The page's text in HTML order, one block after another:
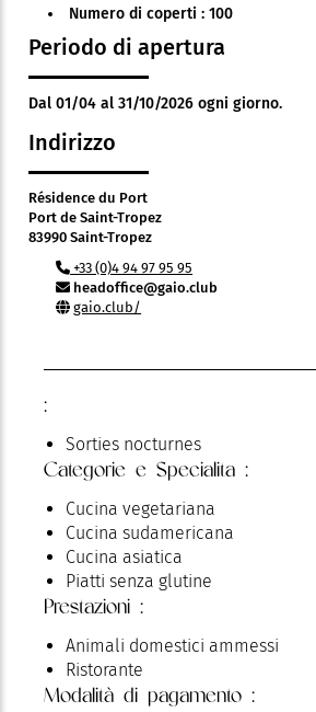
Numero di coperti : 100
Periodo di apertura
Dal 01/04 al 31/10/2026 ogni giorno.
Indirizzo
Résidence du Port
Port de Saint-Tropez
83990 Saint-Tropez
+33 (0)4 94 97 95 95
headoffice@gaio.club
gaio.club/
:
Sorties nocturnes
Categorie e Specialita :
Cucina vegetariana
Cucina sudamericana
Cucina asiatica
Piatti senza glutine
Prestazioni :
Animali domestici ammessi
Ristorante
Modalità di pagamento :